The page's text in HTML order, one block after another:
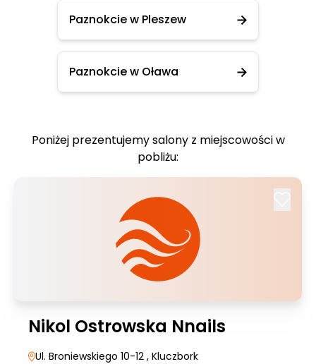
Paznokcie w Pleszew
Paznokcie w Oława
Poniżej prezentujemy salony z miejscowości w
pobliżu:
Nikol Ostrowska Nnails
Ul. Broniewskiego 10-12 , Kluczbork